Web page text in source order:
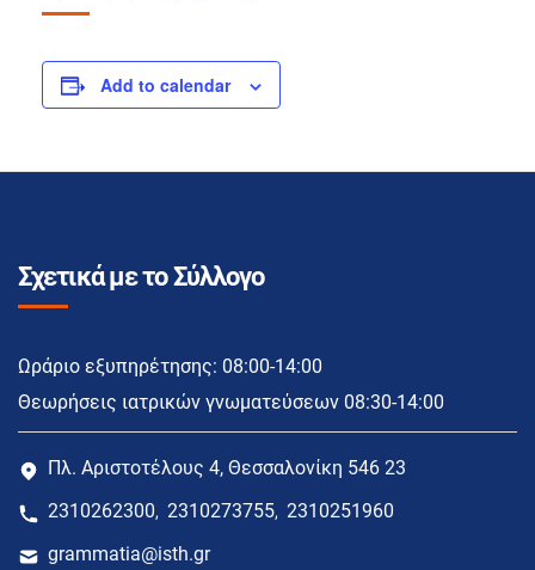
Add to calendar
Σχετικά με το Σύλλογο
Ωράριο εξυπηρέτησης: 08:00-14:00
Θεωρήσεις ιατρικών γνωματεύσεων 08:30-14:00
Πλ. Αριστοτέλους 4, Θεσσαλονίκη 546 23
2310262300, 2310273755, 2310251960
grammatia@isth.gr